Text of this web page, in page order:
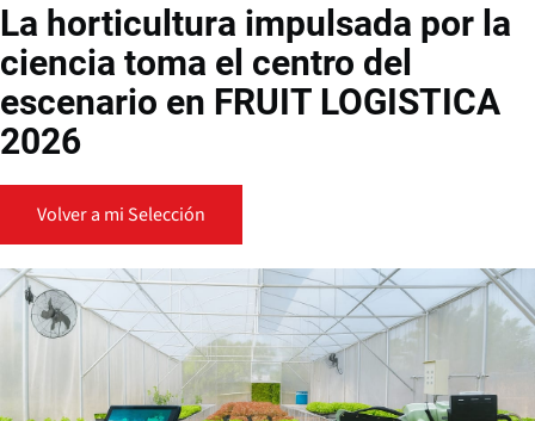
La horticultura impulsada por la
ciencia toma el centro del
escenario en FRUIT LOGISTICA
2026
Volver a mi Selección